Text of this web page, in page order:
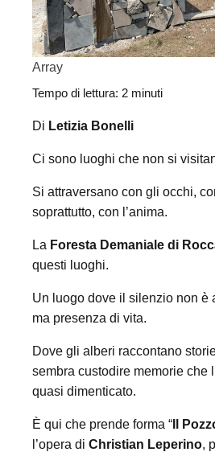
Array
Tempo di lettura: 2 minuti
Di Letizia Bonelli
Ci sono luoghi che non si
Si attraversano con gli occhi,
soprattutto, con l’anima.
La Foresta Demaniale di
questi luoghi.
Un luogo dove il silenzio non è
ma presenza di vita.
Dove gli alberi raccontano
sembra custodire memorie che
quasi dimenticato.
È qui che prende forma “ Il
l’opera di Christian Leperino,